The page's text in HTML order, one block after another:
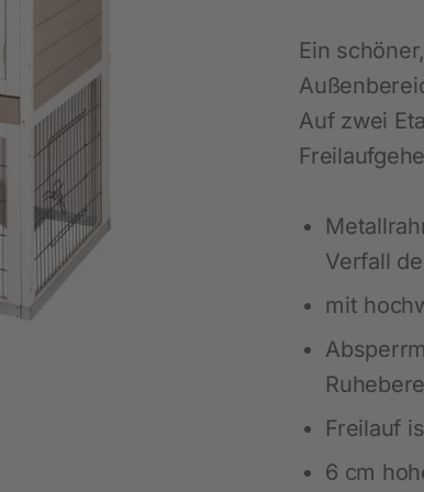
Für das Pferd
Pferdepflege
Beschäftigung
Stallausstattung
Fütterung
LED-Beleuchtung für Pferde
Viehbürsten
Heunetze für Pferde
Weideraufen
Biosicherheit
Ratten- und Mäusebekämpfung
Fliegenbekämpfung
Schülerpraktikum
Ein
Auf zwei
Verfall
mit
Freilauf
6 cm